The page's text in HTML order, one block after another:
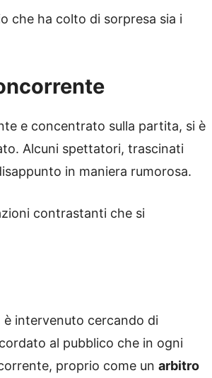
che ha colto di sorpresa sia i
e concentrato sulla partita, si è
Alcuni spettatori, trascinati
in maniera rumorosa.
contrastanti che si
è intervenuto cercando di
al pubblico che in ogni
proprio come un arbitro